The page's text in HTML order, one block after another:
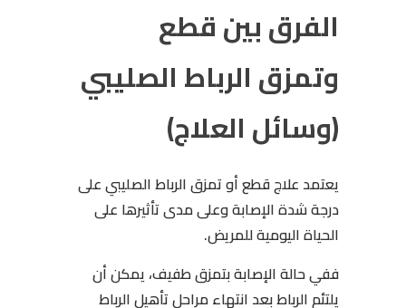
الفرق بين قطع
وتمزق الرباط الصليبي
(وسائل العلاج)
يعتمد علاج قطع أو تمزق الرباط الصليبي على
درجة شدة الإصابة وعلى مدى تأثيرها على
الحياة اليومية للمريض.
ففي حالة الإصابة بتمزق طفيف، يمكن أن
يلتئم الرباط بعد انتهاء مراحل تأهيل الرباط